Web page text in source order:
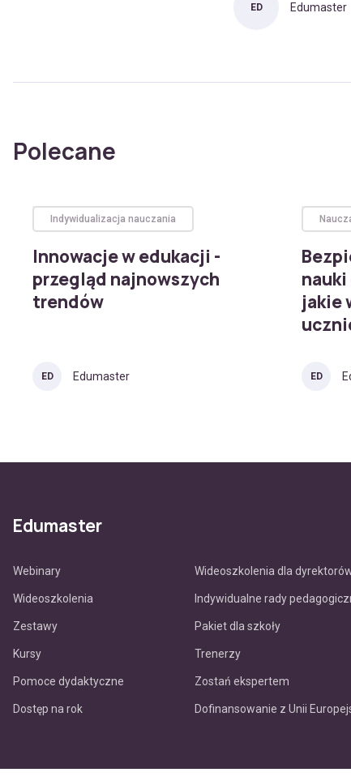
ED Edumaster
Polecane
Indywidualizacja nauczania
Innowacje w edukacji -
przegląd najnowszych
trendów
ED Edumaster
nauki
jakie
ED
Edumaster
Webinary
Wideoszkolenia
Zestawy
Kursy
Pomoce dydaktyczne
Dostęp na rok
Wideoszkolenia dla
Indywidualne rady
Pakiet dla szkoły
Trenerzy
Zostań ekspertem
Dofinansowanie z Unii